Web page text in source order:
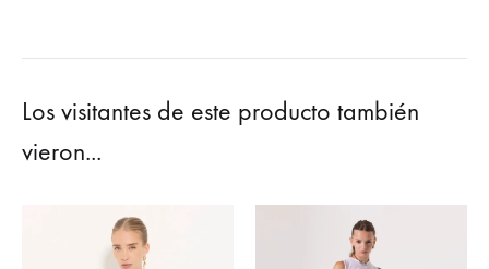
Los visitantes de este producto también
vieron...